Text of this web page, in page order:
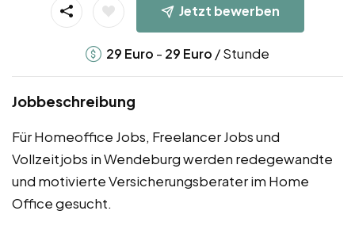
Jetzt bewerben
29 Euro - 29 Euro / Stunde
Jobbeschreibung
Für Homeoffice Jobs, Freelancer Jobs und
Vollzeitjobs in Wendeburg werden redegewandte
und motivierte Versicherungsberater im Home
Office gesucht.